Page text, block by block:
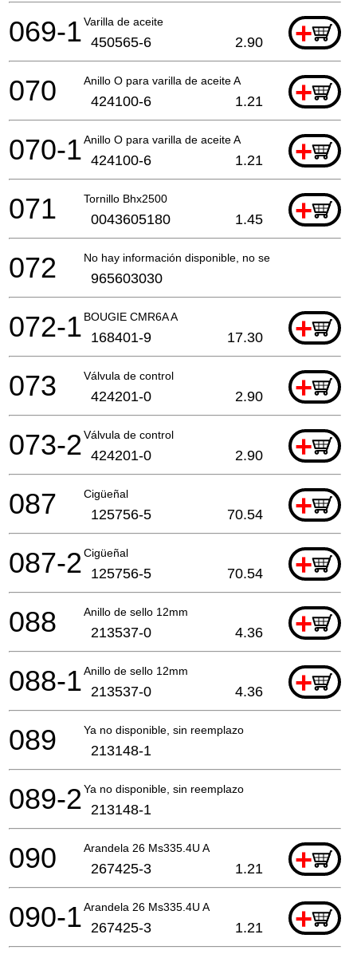
Varilla de aceite +
069-1 450565-6 2.90
Anillo O para varilla de aceite A +
070 424100-6 1.21
Anillo O para varilla de aceite A +
070-1 424100-6 1.21
Tornillo Bhx2500 +
071 0043605180 1.45
No hay información disponible, no se puede pedir
072 965603030
BOUGIE CMR6A A +
072-1 168401-9 17.30
Válvula de control +
073 424201-0 2.90
Válvula de control +
073-2 424201-0 2.90
Cigüeñal +
087 125756-5 70.54
Cigüeñal +
087-2 125756-5 70.54
Anillo de sello 12mm +
088 213537-0 4.36
Anillo de sello 12mm +
088-1 213537-0 4.36
Ya no disponible, sin reemplazo
089 213148-1
Ya no disponible, sin reemplazo
089-2 213148-1
Arandela 26 Ms335.4U A +
090 267425-3 1.21
Arandela 26 Ms335.4U A +
090-1 267425-3 1.21